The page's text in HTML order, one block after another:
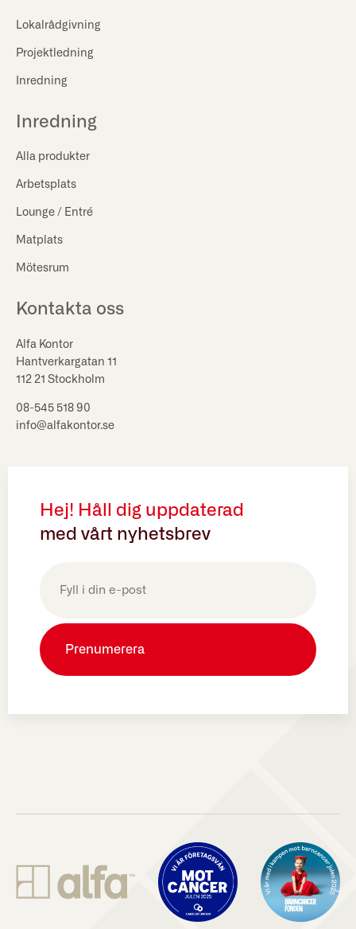
Lokalrådgivning
Projektledning
Inredning
Inredning
Alla produkter
Arbetsplats
Lounge / Entré
Matplats
Mötesrum
Kontakta oss
Alfa Kontor
Hantverkargatan 11
112 21 Stockholm
08-545 518 90
info@alfakontor.se
Hej! Håll dig uppdaterad
med vårt nyhetsbrev
(Obligatoriskt)